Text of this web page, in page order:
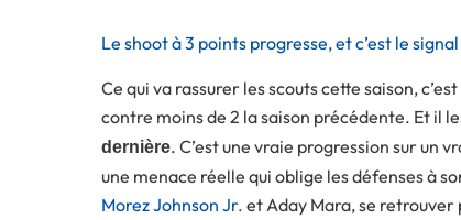
Le shoot à 3 points progresse, et c’est le
Ce qui va rassurer les scouts cette saison,
contre moins de 2 la saison précédente. Et il
dernière. C’est une vraie progression sur un
une menace réelle qui oblige les défenses à
Morez Johnson Jr. et Aday Mara, se retrouver